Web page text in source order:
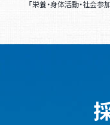
「栄養・身体活動・社会参